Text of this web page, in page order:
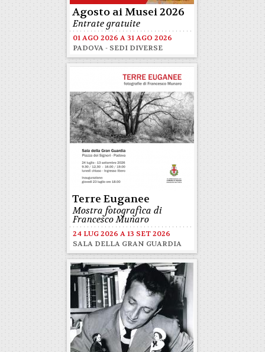
Agosto ai Musei 2026
Entrate gratuite
01 AGO 2026 A31 AGO 2026
PADOVA - SEDI DIVERSE
Terre Euganee
Mostra fotografica di
Francesco Munaro
24 LUG 2026 A13 SET 2026
SALA DELLA GRAN GUARDIA